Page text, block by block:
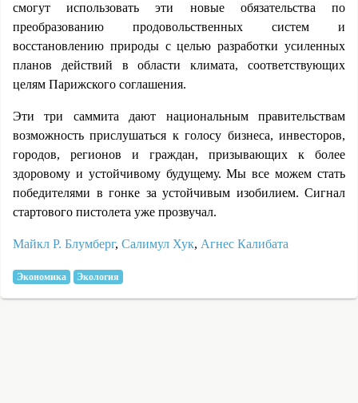
смогут использовать эти новые обязательства по
преобразованию продовольственных систем и
восстановлению природы с целью разработки усиленных
планов действий в области климата, соответствующих
целям Парижского соглашения.
Эти три саммита дают национальным правительствам
возможность прислушаться к голосу бизнеса, инвесторов,
городов, регионов и граждан, призывающих к более
здоровому и устойчивому будущему. Мы все можем стать
победителями в гонке за устойчивым изобилием. Сигнал
стартового пистолета уже прозвучал.
Майкл Р. Блумберг, Салимул Хук, Агнес Калибата
Экономика Экология